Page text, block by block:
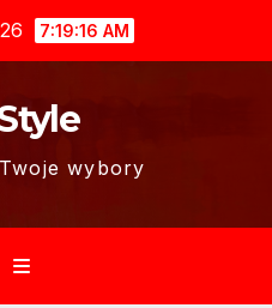
7:19:17 AM
wybory